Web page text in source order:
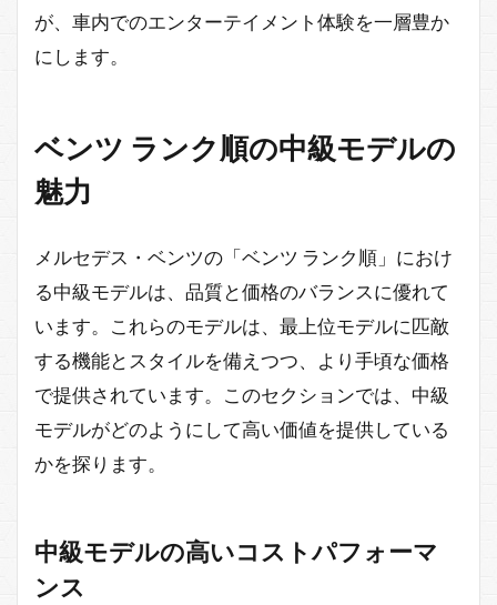
が、車内でのエンターテイメント体験を一層豊か
にします。
ベンツ ランク順の中級モデルの
魅力
メルセデス・ベンツの「ベンツ ランク順」におけ
る中級モデルは、品質と価格のバランスに優れて
います。これらのモデルは、最上位モデルに匹敵
する機能とスタイルを備えつつ、より手頃な価格
で提供されています。このセクションでは、中級
モデルがどのようにして高い価値を提供している
かを探ります。
中級モデルの高いコストパフォーマ
ンス